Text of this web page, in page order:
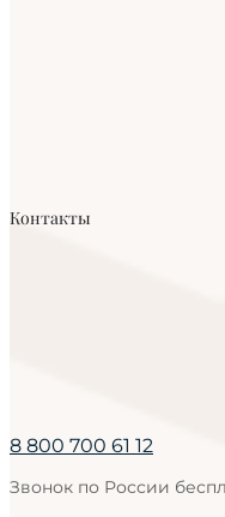
Контакты
8 800 700 61 12
Звонок по России